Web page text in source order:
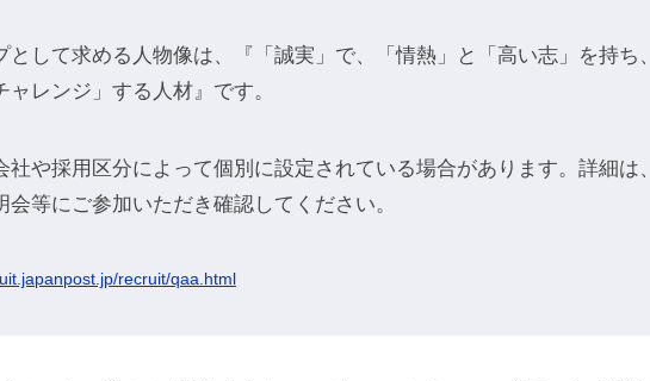
として求める人物像は、『「誠実」で、「情熱」と「高い志」を持ち、
レンジ」する人材』です。
や採用区分によって個別に設定されている場合があります。詳細は、
会等にご参加いただき確認してください。
recruit/qaa.html